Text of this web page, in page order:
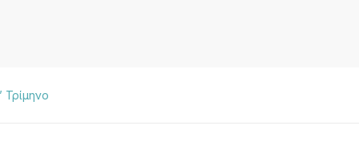
Τρίμηνο